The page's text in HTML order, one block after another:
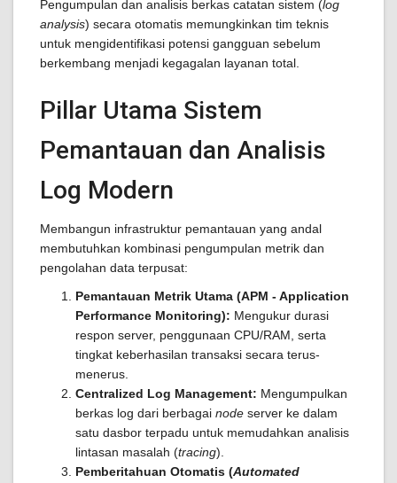
Pengumpulan dan analisis berkas catatan sistem (log
analysis) secara otomatis memungkinkan tim teknis
untuk mengidentifikasi potensi gangguan sebelum
berkembang menjadi kegagalan layanan total.
Pillar Utama Sistem
Pemantauan dan Analisis
Log Modern
Membangun infrastruktur pemantauan yang andal
membutuhkan kombinasi pengumpulan metrik dan
pengolahan data terpusat:
Pemantauan Metrik Utama (APM - Application
Performance Monitoring): Mengukur durasi
respon server, penggunaan CPU/RAM, serta
tingkat keberhasilan transaksi secara terus-
menerus.
Centralized Log Management: Mengumpulkan
berkas log dari berbagai node server ke dalam
satu dasbor terpadu untuk memudahkan analisis
lintasan masalah (tracing).
Pemberitahuan Otomatis (Automated